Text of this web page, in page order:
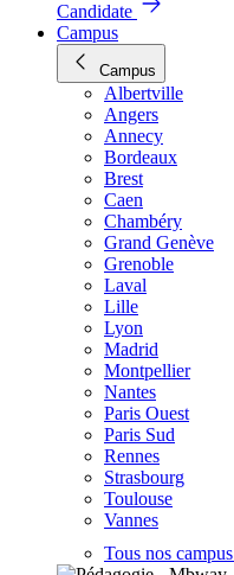
Candidate
Campus
Campus
Albertville
Angers
Annecy
Bordeaux
Brest
Caen
Chambéry
Grand Genève
Grenoble
Laval
Lille
Lyon
Madrid
Montpellier
Nantes
Paris Ouest
Paris Sud
Rennes
Strasbourg
Toulouse
Vannes
Tous nos campus